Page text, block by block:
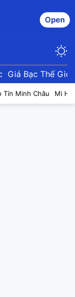
Open
Giá Bạc Thế Giới
Tín Minh Châu Mi